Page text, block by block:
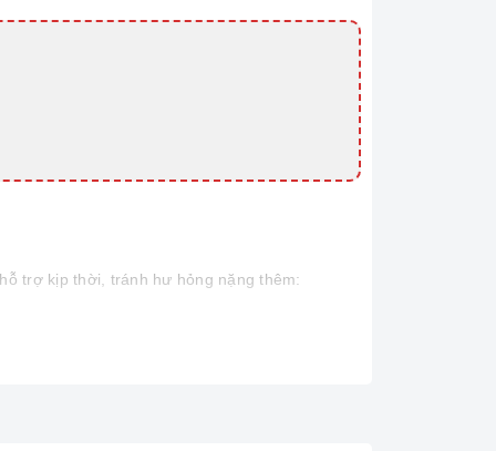
trợ kịp thời, tránh hư hỏng nặng thêm: